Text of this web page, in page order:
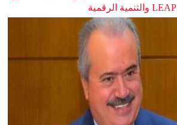
LEAP والتنمية الرقمية